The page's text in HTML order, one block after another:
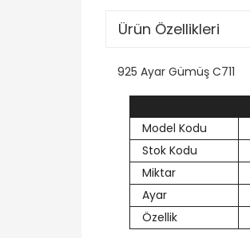
Ürün Özellikleri
925 Ayar Gümüş C711
Model Kodu
Stok Kodu
Miktar
Ayar
Özellik